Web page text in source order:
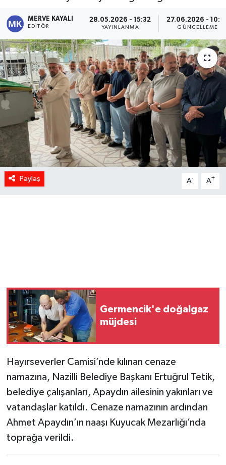
MERVE KAYALI
EDITÖR
28.05.2026 - 15:32
YAYINLANMA
27.06.2026 -
GÜNCELLEME
Paylaş A- A+
Germencik'e doğalgaz
müjdesi
Hayırseverler Camisi’nde kılınan cenaze
namazına, Nazilli Belediye Başkanı Ertuğrul Tetik,
belediye çalışanları, Apaydın ailesinin yakınları ve
vatandaşlar katıldı. Cenaze namazının ardından
Ahmet Apaydın’ın naaşı Kuyucak Mezarlığı’nda
toprağa verildi.